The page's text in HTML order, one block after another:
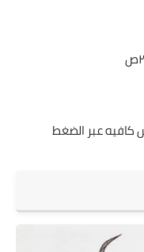
كافيه عبر الضغط